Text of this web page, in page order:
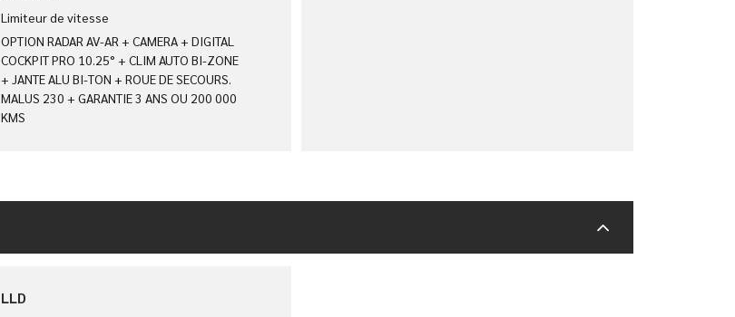
Limiteur de vitesse
OPTION RADAR AV-AR + CAMERA + DIGITAL
COCKPIT PRO 10.25° + CLIM AUTO BI-ZONE
+ JANTE ALU BI-TON + ROUE DE SECOURS.
MALUS 230 + GARANTIE 3 ANS OU 200 000
KMS
LLD